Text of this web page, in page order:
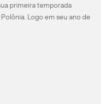
primeira temporada
Logo em seu ano de